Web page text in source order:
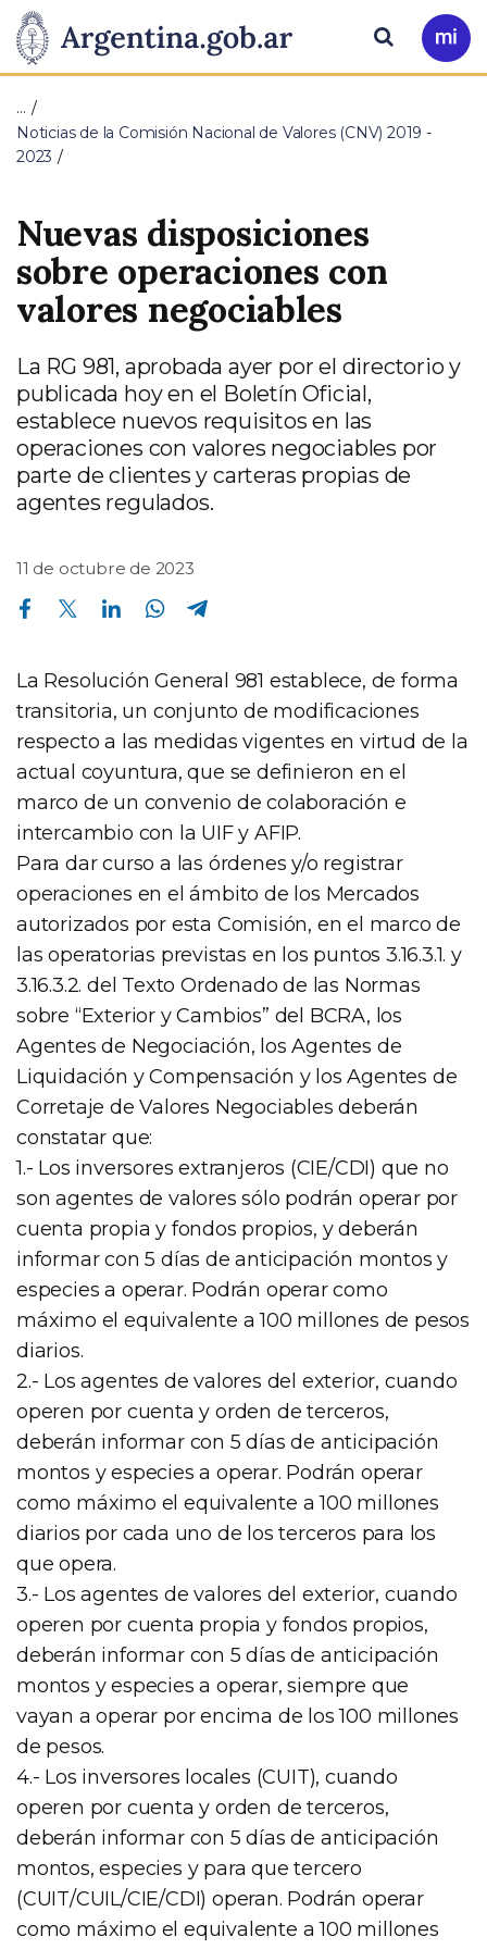
Presidencia
de
la
Pasar al contenido principal
Ir
a
Buscar
…
Noticias de la Comisión Nacional de Valores (CNV) 2019 -
2023
Nuevas disposiciones
sobre operaciones con
valores negociables
La RG 981, aprobada ayer por el directorio y
publicada hoy en el Boletín Oficial,
establece nuevos requisitos en las
operaciones con valores negociables por
parte de clientes y carteras propias de
agentes regulados.
11 de octubre de 2023
Compartir en Facebook Compartir en Twitter Compartir en Linkedin Compartir en Whatsapp
La Resolución General 981 establece, de forma
transitoria, un conjunto de modificaciones
respecto a las medidas vigentes en virtud de la
actual coyuntura, que se definieron en el
marco de un convenio de colaboración e
intercambio con la UIF y AFIP.
Para dar curso a las órdenes y/o registrar
operaciones en el ámbito de los Mercados
autorizados por esta Comisión, en el marco de
las operatorias previstas en los puntos 3.16.3.1. y
3.16.3.2. del Texto Ordenado de las Normas
sobre “Exterior y Cambios” del BCRA, los
Agentes de Negociación, los Agentes de
Liquidación y Compensación y los Agentes de
Corretaje de Valores Negociables deberán
constatar que:
1.- Los inversores extranjeros (CIE/CDI) que no
son agentes de valores sólo podrán operar por
cuenta propia y fondos propios, y deberán
informar con 5 días de anticipación montos y
especies a operar. Podrán operar como
máximo el equivalente a 100 millones de pesos
diarios.
2.- Los agentes de valores del exterior, cuando
operen por cuenta y orden de terceros,
deberán informar con 5 días de anticipación
montos y especies a operar. Podrán operar
como máximo el equivalente a 100 millones
diarios por cada uno de los terceros para los
que opera.
3.- Los agentes de valores del exterior, cuando
operen por cuenta propia y fondos propios,
deberán informar con 5 días de anticipación
montos y especies a operar, siempre que
vayan a operar por encima de los 100 millones
de pesos.
4.- Los inversores locales (CUIT), cuando
operen por cuenta y orden de terceros,
deberán informar con 5 días de anticipación
montos, especies y para que tercero
(CUIT/CUIL/CIE/CDI) operan. Podrán operar
como máximo el equivalente a 100 millones